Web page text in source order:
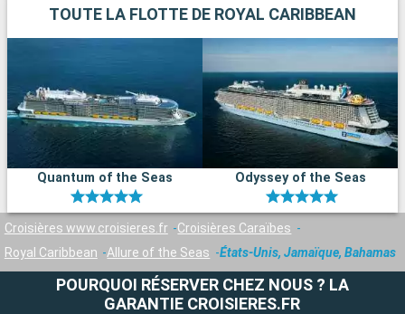
TOUTE LA FLOTTE DE ROYAL CARIBBEAN
Quantum of the Seas Odyssey of the Seas
Croisières www.croisieres.fr
Croisières Caraïbes
Royal Caribbean
Allure of the Seas États-Unis, Jamaïque, Bahamas
POURQUOI RÉSERVER CHEZ NOUS ? LA
GARANTIE CROISIERES.FR